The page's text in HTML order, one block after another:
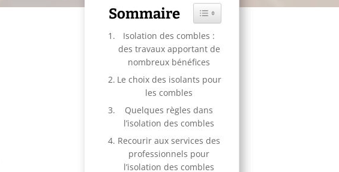
Sommaire Toggle Table of Content
Isolation des combles :
des travaux apportant de
nombreux bénéfices
Le choix des isolants pour
les combles
Quelques règles dans
l’isolation des combles
Recourir aux services des
professionnels pour
l’isolation des combles